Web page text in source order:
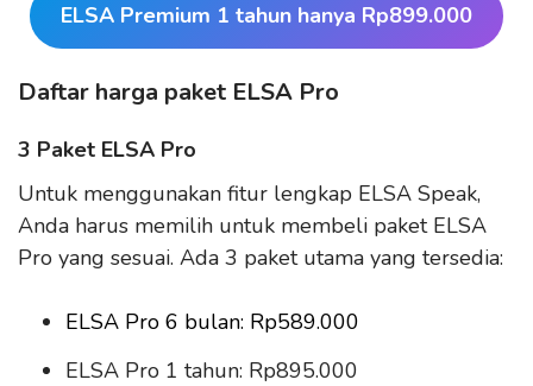
ELSA Premium 1 tahun hanya Rp899.000
Daftar harga paket ELSA Pro
3 Paket ELSA Pro
Untuk menggunakan fitur lengkap ELSA Speak,
Anda harus memilih untuk membeli paket ELSA
Pro yang sesuai. Ada 3 paket utama yang tersedia:
ELSA Pro 6 bulan: Rp589.000
ELSA Pro 1 tahun: Rp895.000